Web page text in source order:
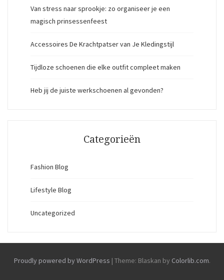
Van stress naar sprookje: zo organiseer je een
magisch prinsessenfeest
Accessoires De Krachtpatser van Je Kledingstijl
Tijdloze schoenen die elke outfit compleet maken
Heb jij de juiste werkschoenen al gevonden?
Categorieën
Fashion Blog
Lifestyle Blog
Uncategorized
Proudly powered by WordPress | Theme: Blaskan by Colorlib.com.